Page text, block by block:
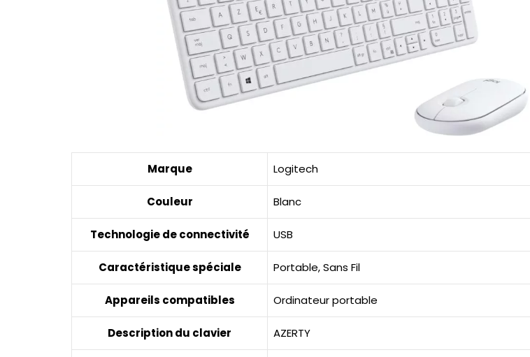
Marque Logitech
Couleur Blanc
Technologie de connectivité USB
Caractéristique spéciale Portable, Sans Fil
Appareils compatibles Ordinateur portable
Description du clavier AZERTY